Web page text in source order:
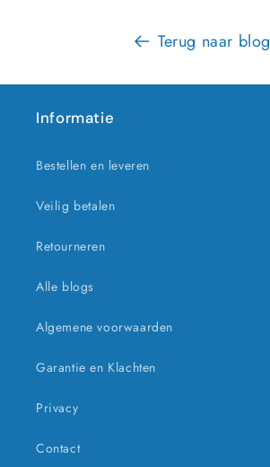
Terug naar blog
Informatie
Bestellen en leveren
Veilig betalen
Retourneren
Alle blogs
Algemene voorwaarden
Garantie en Klachten
Privacy
Contact